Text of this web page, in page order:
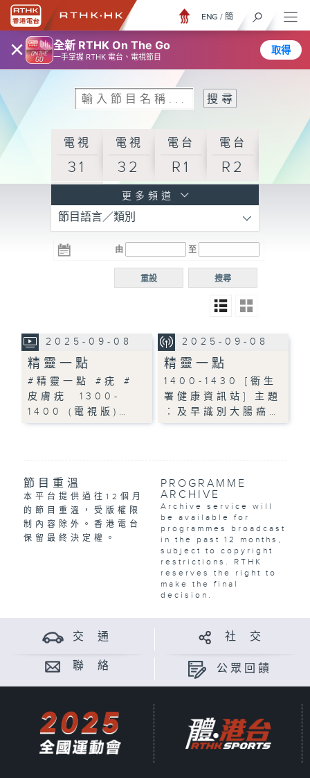
× 全新 RTHK On The Go
一手掌握 RTHK 電台、電視節目
取得
ENG / 簡
電視
31
電視
32
電台
R1
電台
R2
R3
電台 電台
R5
電台
普通
更多頻道
節目語言／類別
由 至
搜尋
重設
2025-09-08
精靈一點
#精靈一點 #疣 #
皮膚疣 1300-
1400 (電視版)…
2025-09-08
精靈一點
1400-1430 [衞生
署健康資訊站] 主題
︰及早識別大腸癌…
節目重溫
本平台提供過往12個月
的節目重溫，受版權限
制內容除外。香港電台
保留最終決定權。
PROGRAMME
ARCHIVE
Archive service will
be available for
programmes broadcast
in the past 12 months,
subject to copyright
restrictions. RTHK
reserves the right to
make the final
decision.
交 通 社 交
聯 絡 公眾回饋